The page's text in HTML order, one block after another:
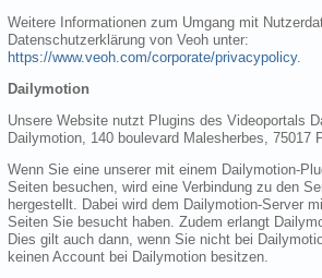
Weitere Informationen zum Umgang mit
Datenschutzerklärung von Veoh unter:
https://www.veoh.com/corporate/privacypolicy.
Dailymotion
Unsere Website nutzt Plugins des Videoportals
Dailymotion, 140 boulevard Malesherbes, 75017
Wenn Sie eine unserer mit einem Dailymotion-
Seiten besuchen, wird eine Verbindung zu den
hergestellt. Dabei wird dem Dailymotion-Server
Seiten Sie besucht haben. Zudem erlangt
Dies gilt auch dann, wenn Sie nicht bei
keinen Account bei Dailymotion besitzen.